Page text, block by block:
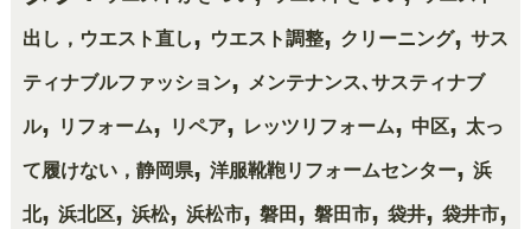
出し，ウエスト直し, ウエスト調整, クリーニング, サス
ティナブルファッション, メンテナンス､サスティナブ
ル, リフォーム, リペア, レッツリフォーム, 中区, 太っ
て履けない，静岡県, 洋服靴鞄リフォームセンター, 浜
北, 浜北区, 浜松, 浜松市, 磐田 , 磐田市, 袋井, 袋井市,